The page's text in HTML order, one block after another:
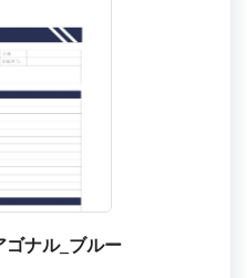
ゴナル_ブルー